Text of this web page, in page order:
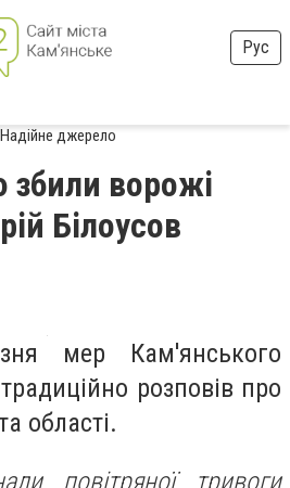
Рус
Надійне джерело
збили ворожі
Білоусов
мер Кам'янського
розповів про
області.
повітряної тривоги